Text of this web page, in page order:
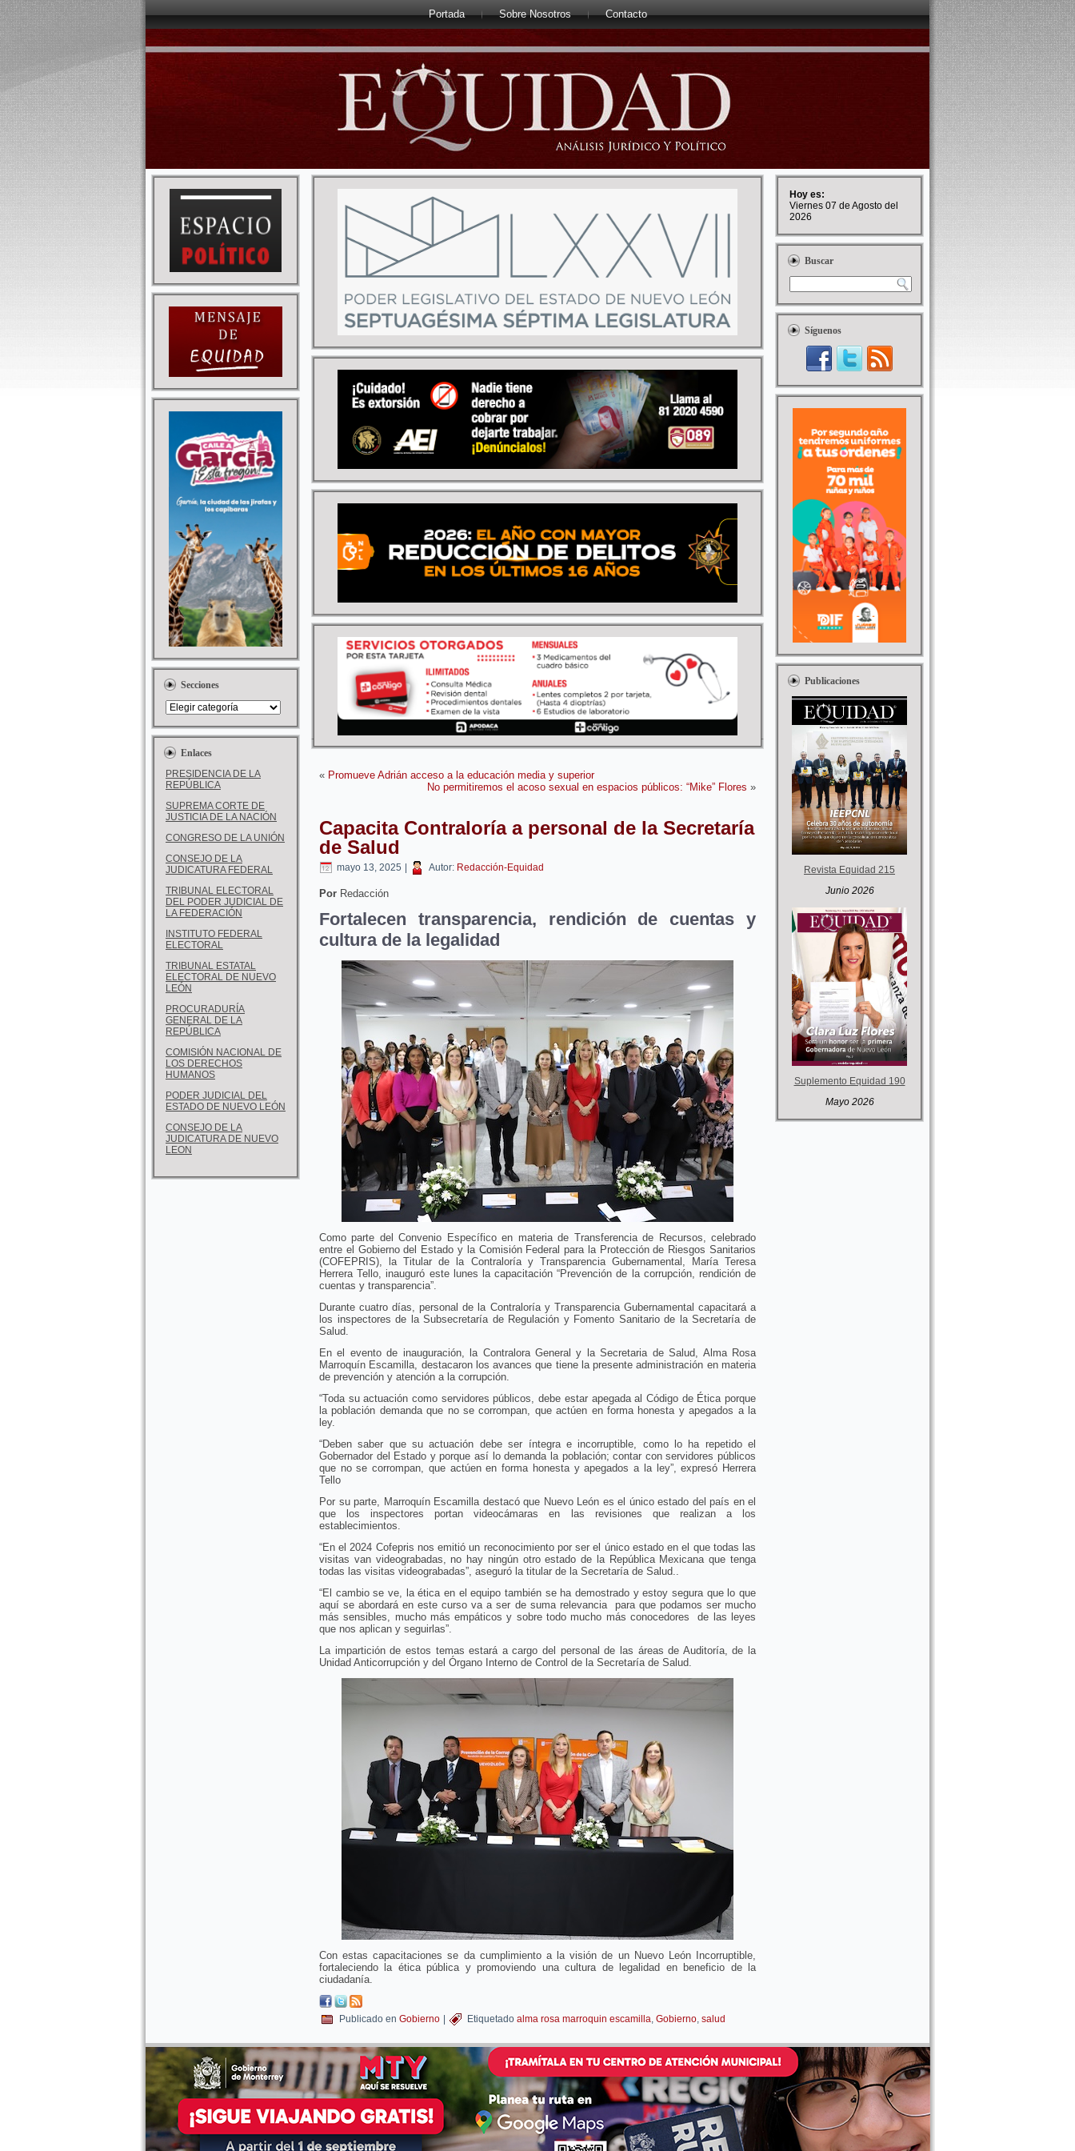
Portada Sobre Nosotros Contacto
Secciones
Enlaces
PRESIDENCIA DE LA
REPÚBLICA
SUPREMA CORTE DE
JUSTICIA DE LA NACIÓN
CONGRESO DE LA UNIÓN
CONSEJO DE LA
JUDICATURA FEDERAL
TRIBUNAL ELECTORAL
DEL PODER JUDICIAL DE
LA FEDERACIÓN
INSTITUTO FEDERAL
ELECTORAL
TRIBUNAL ESTATAL
ELECTORAL DE NUEVO
LEÓN
PROCURADURÍA
GENERAL DE LA
REPÚBLICA
COMISIÓN NACIONAL DE
LOS DERECHOS
HUMANOS
PODER JUDICIAL DEL
ESTADO DE NUEVO LEÓN
CONSEJO DE LA
JUDICATURA DE NUEVO
LEON
« Promueve Adrián acceso a la educación media y superior
No permitiremos el acoso sexual en espacios públicos: “Mike” Flores »
Capacita Contraloría a personal de la Secretaría
de Salud
mayo 13, 2025 Autor: Redacción-Equidad
Por Redacción
Fortalecen transparencia, rendición de cuentas y
cultura de la legalidad
Como parte del Convenio Específico en materia de Transferencia de Recursos, celebrado
entre el Gobierno del Estado y la Comisión Federal para la Protección de Riesgos Sanitarios
(COFEPRIS), la Titular de la Contraloría y Transparencia Gubernamental, María Teresa
Herrera Tello, inauguró este lunes la capacitación “Prevención de la corrupción, rendición de
cuentas y transparencia”.
Durante cuatro días, personal de la Contraloría y Transparencia Gubernamental capacitará a
los inspectores de la Subsecretaría de Regulación y Fomento Sanitario de la Secretaría de
Salud.
En el evento de inauguración, la Contralora General y la Secretaria de Salud, Alma Rosa
Marroquín Escamilla, destacaron los avances que tiene la presente administración en materia
de prevención y atención a la corrupción.
“Toda su actuación como servidores públicos, debe estar apegada al Código de Ética porque
la población demanda que no se corrompan, que actúen en forma honesta y apegados a la
ley.
“Deben saber que su actuación debe ser íntegra e incorruptible, como lo ha repetido el
Gobernador del Estado y porque así lo demanda la población; contar con servidores públicos
que no se corrompan, que actúen en forma honesta y apegados a la ley”, expresó Herrera
Tello
Por su parte, Marroquín Escamilla destacó que Nuevo León es el único estado del país en el
que los inspectores portan videocámaras en las revisiones que realizan a los
establecimientos.
“En el 2024 Cofepris nos emitió un reconocimiento por ser el único estado en el que todas las
visitas van videograbadas, no hay ningún otro estado de la República Mexicana que tenga
todas las visitas videograbadas”, aseguró la titular de la Secretaría de Salud..
“El cambio se ve, la ética en el equipo también se ha demostrado y estoy segura que lo que
aquí se abordará en este curso va a ser de suma relevancia para que podamos ser mucho
más sensibles, mucho más empáticos y sobre todo mucho más conocedores de las leyes
que nos aplican y seguirlas”.
La impartición de estos temas estará a cargo del personal de las áreas de Auditoría, de la
Unidad Anticorrupción y del Órgano Interno de Control de la Secretaría de Salud.
Con estas capacitaciones se da cumplimiento a la visión de un Nuevo León Incorruptible,
fortaleciendo la ética pública y promoviendo una cultura de legalidad en beneficio de la
ciudadanía.
Publicado en Gobierno Etiquetado alma rosa marroquin escamilla, Gobierno, salud
Hoy es:
Viernes 07 de Agosto del
2026
Buscar
Síguenos
Publicaciones
Revista Equidad 215
Junio 2026
Suplemento Equidad 190
Mayo 2026